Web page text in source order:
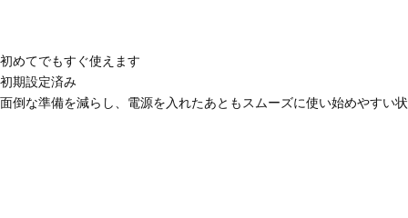
初めてでもすぐ使えます
初期設定済み
面倒な準備を減らし、電源を入れたあともスムーズに使い始めやすい